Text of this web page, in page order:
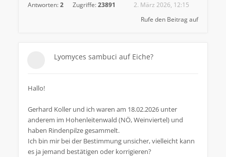
Antworten:2 Zugriffe:23891
2. März 2026, 12:15
Rufe den Beitrag auf
Lyomyces sambuci auf Eiche?
Hallo!
Gerhard Koller und ich waren am 18.02.2026 unter
anderem im Hohenleitenwald (NÖ, Weinviertel) und
haben Rindenpilze gesammelt.
Ich bin mir bei der Bestimmung unsicher, vielleicht kann
es ja jemand bestätigen oder korrigieren?